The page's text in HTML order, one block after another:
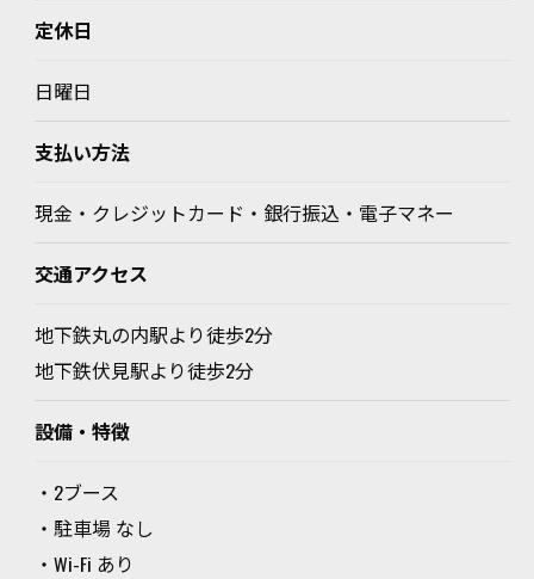
定休日
日曜日
支払い方法
現金・クレジットカード・銀行振込・電子マネー
交通アクセス
地下鉄丸の内駅より徒歩2分
地下鉄伏見駅より徒歩2分
設備・特徴
・2ブース
・駐車場 なし
・Wi-Fi あり